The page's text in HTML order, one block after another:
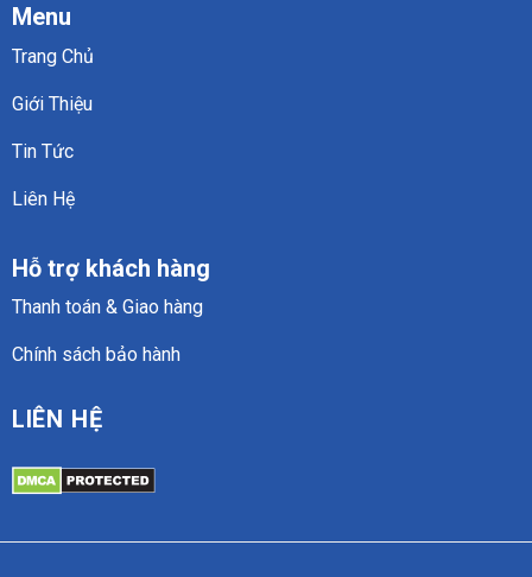
Menu
Trang Chủ
Giới Thiệu
Tin Tức
Liên Hệ
Hỗ trợ khách hàng
Thanh toán & Giao hàng
Chính sách bảo hành
LIÊN HỆ